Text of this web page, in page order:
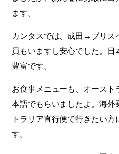
ます。
カンタスでは、成田→ブリス
員もいますし安心でした。
豊富です。
お食事メニューも、オースト
本語でもらいましたよ。海外
トラリア直行便で行きたい方
す。